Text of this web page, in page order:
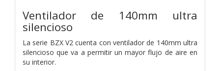
Ventilador de 140mm ultra
silencioso
La serie BZX V2 cuenta con ventilador de 140mm ultra
silencioso que va a permitir un mayor flujo de aire en
su interior.